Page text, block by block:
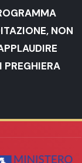
NON
PREGHIERA